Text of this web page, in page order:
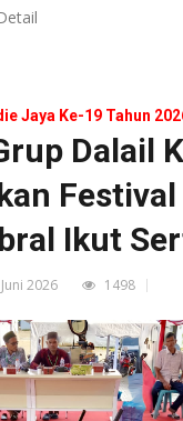
Jaya Ke-19 Tahun
Dalail
Ikut
2026 1498